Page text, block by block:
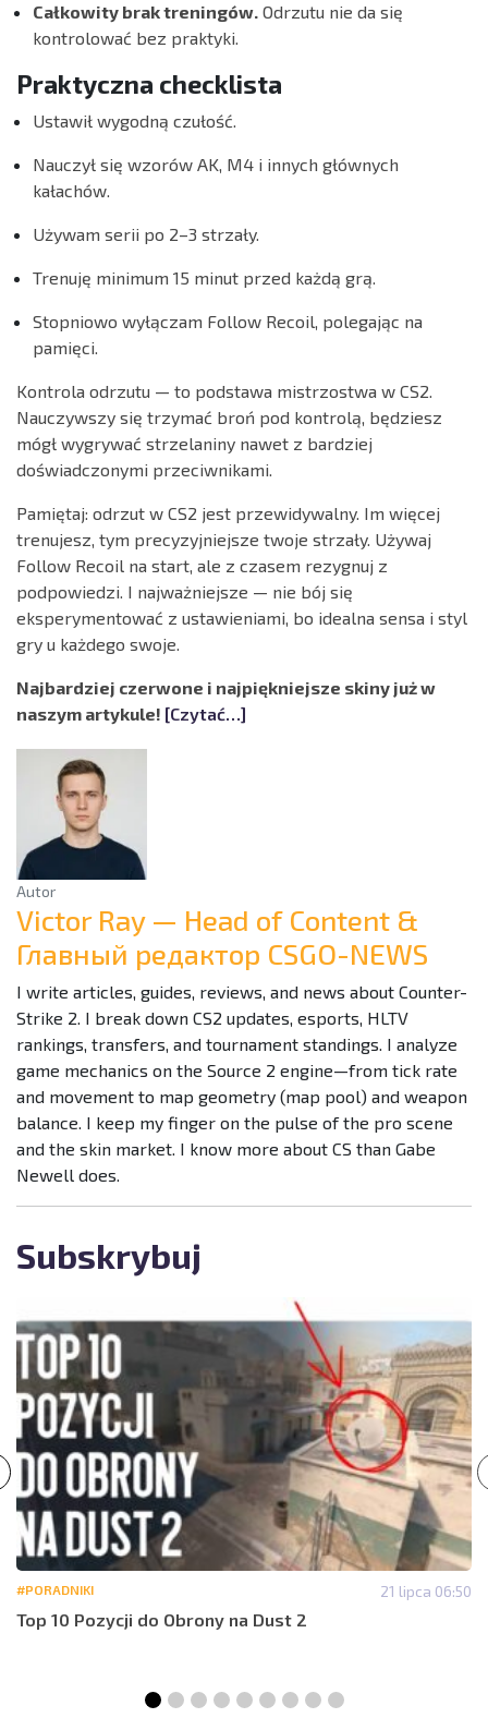
Całkowity brak treningów. Odrzutu nie da się
kontrolować bez praktyki.
Praktyczna checklista
Ustawił wygodną czułość.
Nauczył się wzorów AK, M4 i innych głównych
kałachów.
Używam serii po 2–3 strzały.
Trenuję minimum 15 minut przed każdą grą.
Stopniowo wyłączam Follow Recoil, polegając na
pamięci.
Kontrola odrzutu — to podstawa mistrzostwa w CS2.
Nauczywszy się trzymać broń pod kontrolą, będziesz
mógł wygrywać strzelaniny nawet z bardziej
doświadczonymi przeciwnikami.
Pamiętaj: odrzut w CS2 jest przewidywalny. Im więcej
trenujesz, tym precyzyjniejsze twoje strzały. Używaj
Follow Recoil na start, ale z czasem rezygnuj z
podpowiedzi. I najważniejsze — nie bój się
eksperymentować z ustawieniami, bo idealna sensa i styl
gry u każdego swoje.
Najbardziej czerwone i najpiękniejsze skiny już w
naszym artykule! [Czytać…]
Autor
Victor Ray — Head of Content &
Главный редактор CSGO-NEWS
I write articles, guides, reviews, and news about Counter-
Strike 2. I break down CS2 updates, esports, HLTV
rankings, transfers, and tournament standings. I analyze
game mechanics on the Source 2 engine—from tick rate
and movement to map geometry (map pool) and weapon
balance. I keep my finger on the pulse of the pro scene
and the skin market. I know more about CS than Gabe
Newell does.
Subskrybuj
#PORADNIKI 21 lipca 06:50
Top 10 Pozycji do Obrony na Dust 2